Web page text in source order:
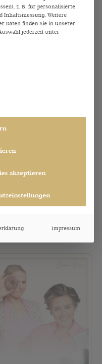
Folgen
– Interview mit Dr.
0
z. B. für personalisierte
Inhaltsmessung. Weitere
Daten finden Sie in unserer
jederzeit unter
Gruppen, für die eine
akzeptieren
Impressum